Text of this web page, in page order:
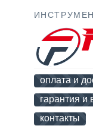
оплата и
гарантия и
контакты